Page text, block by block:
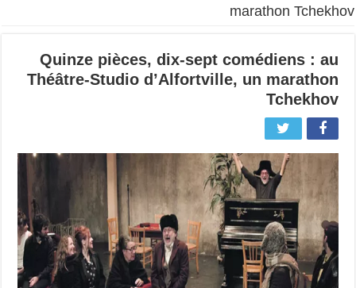
marathon Tchekhov
Quinze pièces, dix-sept comédiens : au
Théâtre-Studio d’Alfortville, un marathon
Tchekhov